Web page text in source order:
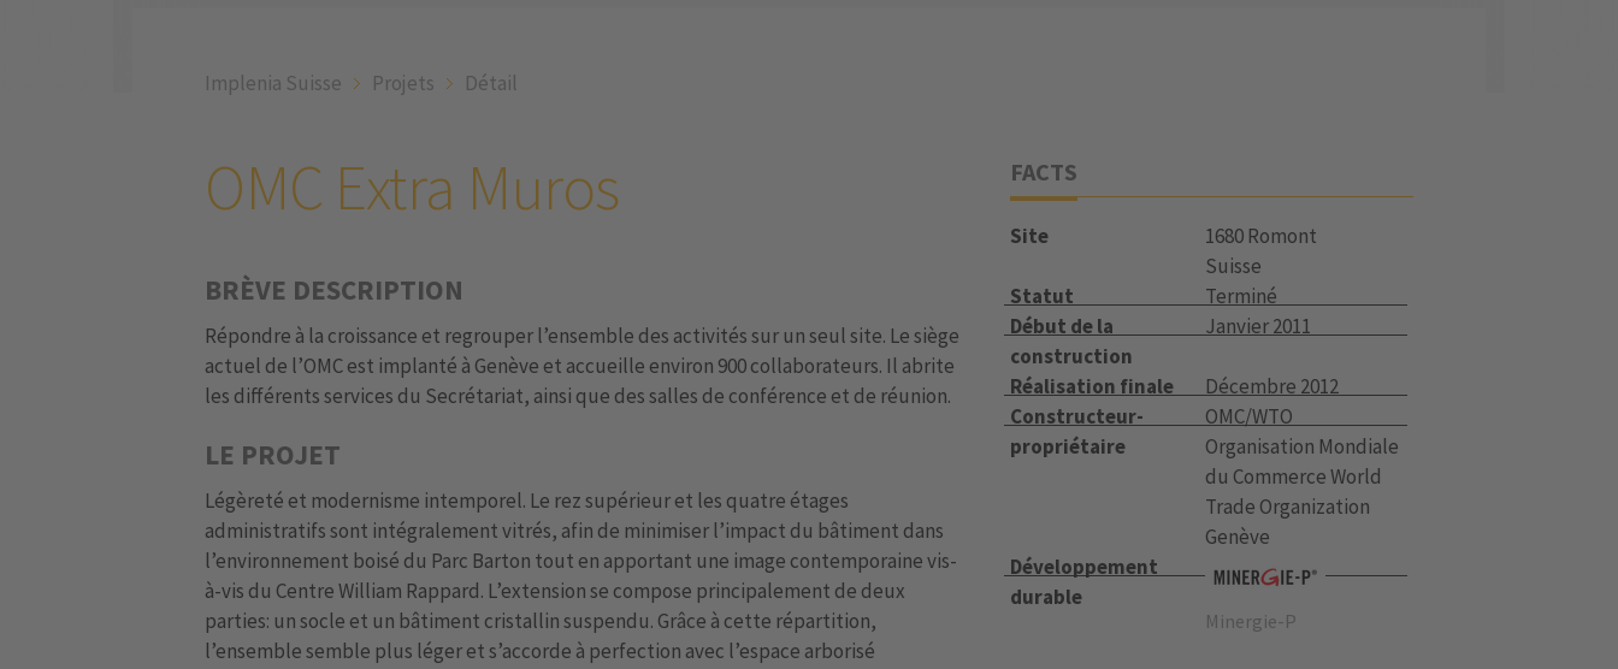
Implenia Suisse Projets Détail
OMC Extra Muros
BRÈVE DESCRIPTION
Répondre à la croissance et regrouper l’ensemble des activités sur un seul site. Le siège
actuel de l’OMC est implanté à Genève et accueille environ 900 collaborateurs. Il abrite
les différents services du Secrétariat, ainsi que des salles de conférence et de réunion.
LE PROJET
Légèreté et modernisme intemporel. Le rez supérieur et les quatre étages
administratifs sont intégralement vitrés, afin de minimiser l’impact du bâtiment dans
l’environnement boisé du Parc Barton tout en apportant une image contemporaine vis-
à-vis du Centre William Rappard. L’extension se compose principalement de deux
parties: un socle et un bâtiment cristallin suspendu. Grâce à cette répartition,
l’ensemble semble plus léger et s’accorde à perfection avec l’espace arborisé
FACTS
Site
1680 Romont
Suisse
Statut
Terminé
Début de la
construction
Janvier 2011
Réalisation finale
Décembre 2012
Constructeur-
propriétaire
OMC/WTO
Organisation Mondiale
du Commerce World
Trade Organization
Genève
Développement
durable
Minergie-P